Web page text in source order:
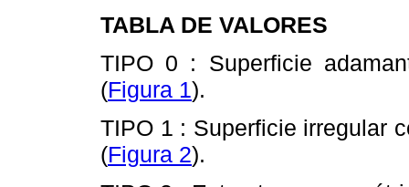
TABLA DE VALORES
TIPO 0 : Superficie
(Figura 1).
TIPO 1 : Superficie irregular
(Figura 2).